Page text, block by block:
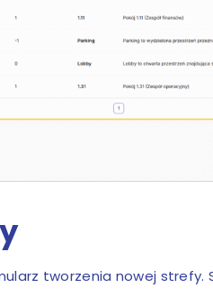
tworzenia nowej strefy.